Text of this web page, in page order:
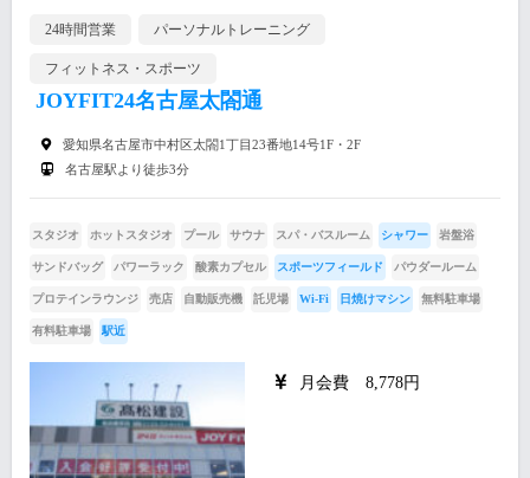
24時間営業 パーソナルトレーニング
フィットネス・スポーツ
JOYFIT24名古屋太閤通
愛知県名古屋市中村区太閤1丁目23番地14号1F・2F
名古屋駅より徒歩3分
スタジオ ホットスタジオ プール サウナ スパ・バスルーム シャワー 岩盤浴
サンドバッグ パワーラック 酸素カプセル スポーツフィールド パウダールーム
プロテインラウンジ 売店 自動販売機 託児場 Wi-Fi 日焼けマシン 無料駐車場
有料駐車場 駅近
月会費 8,778円